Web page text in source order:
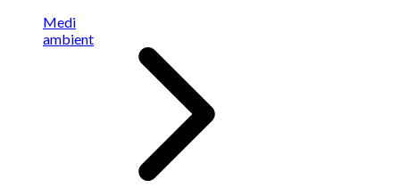
Medi
ambient